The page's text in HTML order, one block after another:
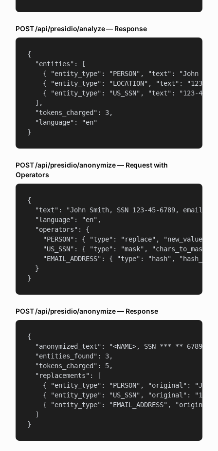
POST /api/presidio/analyze — Response
{
  "entities": [
{ "entity_type": "PERSON", "text": "John
{ "entity_type": "LOCATION", "text": "123
{ "entity_type": "US_SSN", "text": "123-45-
  ],
  "tokens_charged": 3,
  "language": "en"
}
POST /api/presidio/anonymize — Request with
Operators
{
"text": "John Smith, SSN 123-45-6789, email
  "language": "en",
  "operators": {
"PERSON": { "type": "replace", "new_value":
"US_SSN": { "type": "mask", "chars_to_mask":
"EMAIL_ADDRESS": { "type": "hash",
  }
}
POST /api/presidio/anonymize — Response
{
"anonymized_text": "<NAME>, SSN ***-**-6789,
  "entities_found": 3,
  "tokens_charged": 5,
  "replacements": [
{ "entity_type": "PERSON", "original":
{ "entity_type": "US_SSN", "original":
{ "entity_type": "EMAIL_ADDRESS",
  ]
}